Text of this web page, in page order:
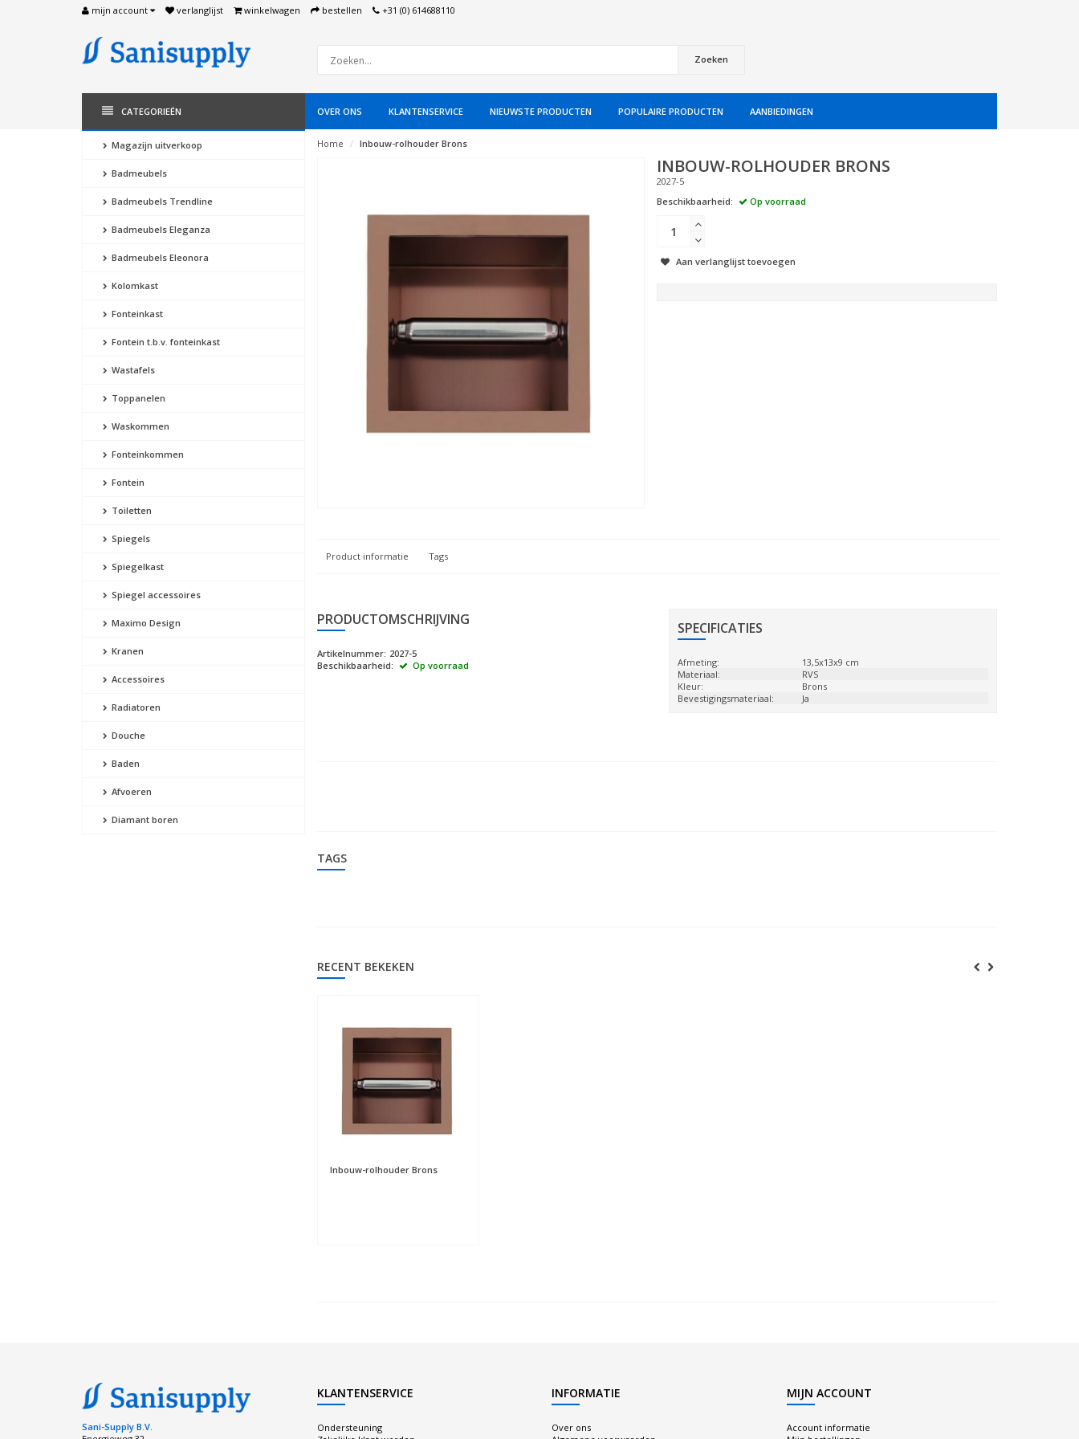
mijn account verlanglijst winkelwagen bestellen +31 (0) 614688110
Zoeken
CATEGORIEËN OVER ONS KLANTENSERVICE NIEUWSTE PRODUCTEN POPULAIRE PRODUCTEN AANBIEDINGEN
Magazijn uitverkoop
Badmeubels
Badmeubels Trendline
Badmeubels Eleganza
Badmeubels Eleonora
Kolomkast
Fonteinkast
Fontein t.b.v. fonteinkast
Wastafels
Toppanelen
Waskommen
Fonteinkommen
Fontein
Toiletten
Spiegels
Spiegelkast
Spiegel accessoires
Maximo Design
Kranen
Accessoires
Radiatoren
Douche
Baden
Afvoeren
Diamant boren
Home Inbouw-rolhouder Brons
INBOUW-ROLHOUDER BRONS
2027-5
Beschikbaarheid:
Op voorraad
Aan verlanglijst toevoegen
Product informatie Tags
PRODUCTOMSCHRIJVING
Artikelnummer: 2027-5
Beschikbaarheid:
Op voorraad
SPECIFICATIES
Afmeting:
13,5x13x9 cm
Materiaal:
RVS
Kleur:
Brons
Bevestigingsmateriaal:
Ja
TAGS
RECENT BEKEKEN
Inbouw-rolhouder Brons
Sani-Supply B.V.
KLANTENSERVICE
Ondersteuning
INFORMATIE
Over ons
MIJN ACCOUNT
Account informatie